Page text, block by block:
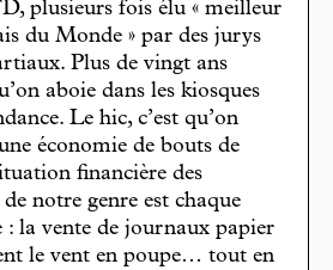
plusieurs fois élu « meilleur
du Monde » par des jurys
Plus de vingt ans
aboie dans les kiosques
Le hic, c’est qu’on
économie de bouts de
financière des
notre genre est chaque
la vente de journaux papier
le vent en poupe… tout en